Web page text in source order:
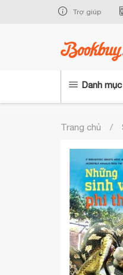
Trợ giúp
Danh
Trang chủ